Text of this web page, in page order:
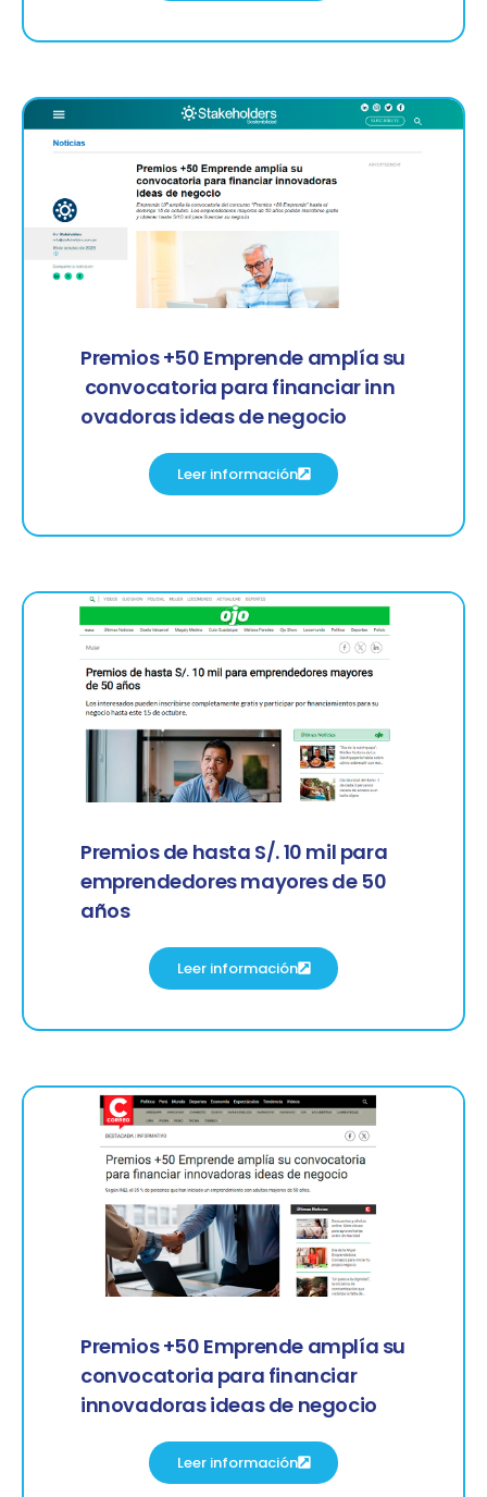
Premios +50 Emprende amplía su
convocatoria para financiar inn
ovadoras ideas de negocio
Leer información
Premios de hasta S/. 10 mil para
emprendedores mayores de 50
años
Leer información
Premios +50 Emprende amplía su
convocatoria para financiar
innovadoras ideas de negocio
Leer información